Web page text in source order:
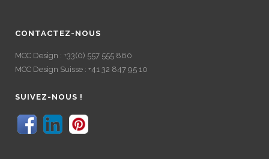
CONTACTEZ-NOUS
MCC Design : +33(0) 557 555 860
MCC Design Suisse : +41 32 847 95 10
SUIVEZ-NOUS !